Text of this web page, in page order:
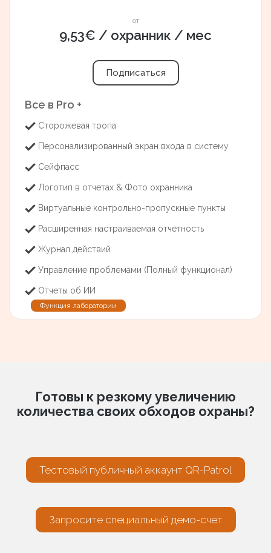
от
9,53€ / охранник / мес
Подписаться
Все в Pro +
Сторожевая тропа
Персонализированный экран входа в систему
Сейфпасс
Логотип в отчетах & Фото охранника
Виртуальные контрольно-пропускные пункты
Расширенная настраиваемая отчетность
Журнал действий
Управление проблемами (Полный функционал)
Отчеты об ИИ
Функция лаборатории
Готовы к резкому увеличению
количества своих обходов охраны?
Тестовый публичный аккаунт QR-Patrol
Запросите специальный демо-счет